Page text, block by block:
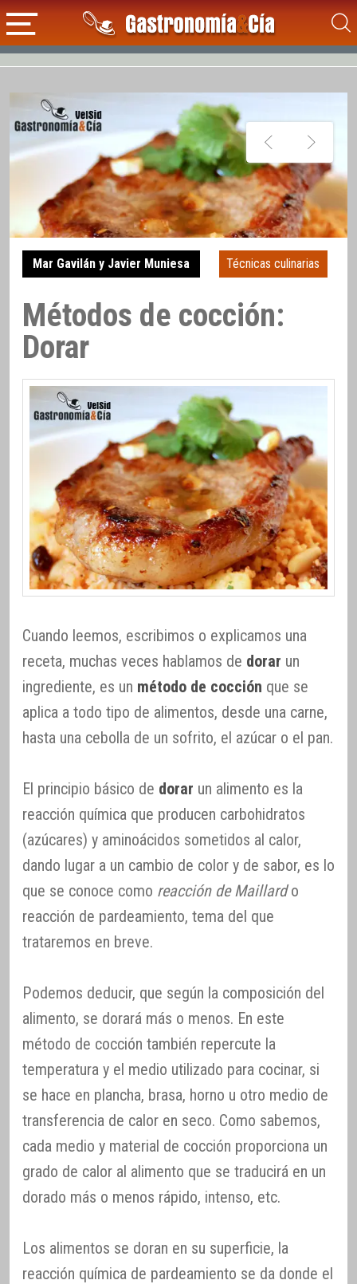
Mar Gavilán y Javier Muniesa Técnicas culinarias
Métodos de cocción:
Dorar
Cuando leemos, escribimos o explicamos una
receta, muchas veces hablamos de dorar un
ingrediente, es un método de cocción que se
aplica a todo tipo de alimentos, desde una carne,
hasta una cebolla de un sofrito, el azúcar o el pan.
El principio básico de dorar un alimento es la
reacción química que producen carbohidratos
(azúcares) y aminoácidos sometidos al calor,
dando lugar a un cambio de color y de sabor, es lo
que se conoce como reacción de Maillardo
reacción de pardeamiento, tema del que
trataremos en breve.
Podemos deducir, que según la composición del
alimento, se dorará más o menos. En este
método de cocción también repercute la
temperatura y el medio utilizado para cocinar, si
se hace en plancha, brasa, horno u otro medio de
transferencia de calor en seco. Como sabemos,
cada medio y material de cocción proporciona un
grado de calor al alimento que se traducirá en un
dorado más o menos rápido, intenso, etc.
Los alimentos se doran en su superficie, la
reacción química de pardeamiento se da donde el